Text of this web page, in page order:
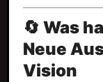
🔄 Was
Neue
Vision